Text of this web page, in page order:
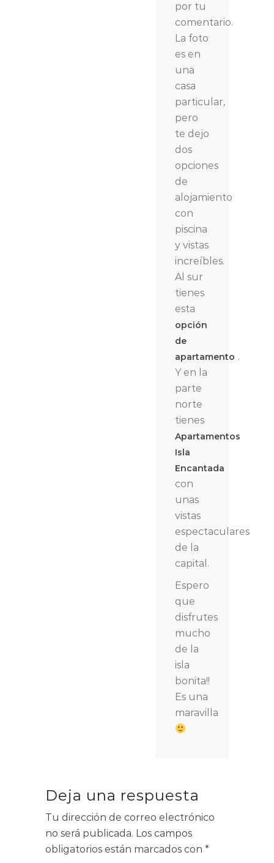
por tu
comentario.
La foto
es en
una
casa
particular,
pero
te dejo
dos
opciones
de
alojamiento
con
piscina
y vistas
increíbles.
Al sur
tienes
esta
opción
de
apartamento .
Y en la
parte
norte
tienes
Apartamentos
Isla
Encantada
con
unas
vistas
espectaculares
de la
capital.
Espero
que
disfrutes
mucho
de la
isla
bonita!!
Es una
maravilla
Deja una respuesta
Tu dirección de correo electrónico
no será publicada. Los campos
obligatorios están marcados con *